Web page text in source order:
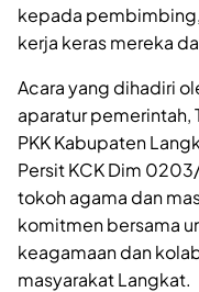
kepada
kerja keras mereka
Acara yang dihadiri
aparatur pemerintah,
PKK Kabupaten
Persit KCK Dim
tokoh agama dan
komitmen bersama
keagamaan dan
masyarakat Langkat.